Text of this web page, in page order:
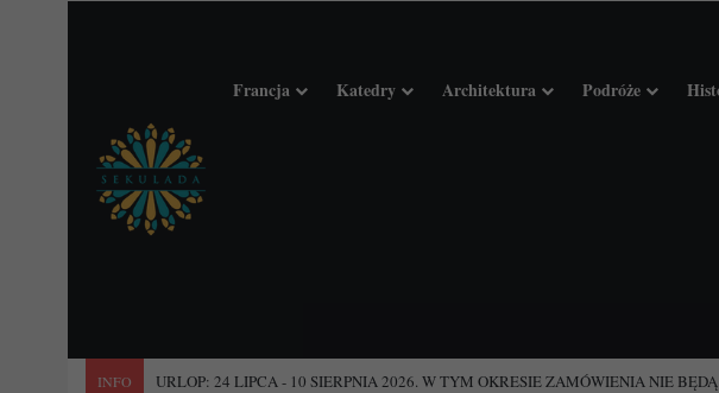
Francja Katedry Architektura Podróże
INFO "Święta Francja". Przewodnik po 101 średniowiecznych kościołach Francji.